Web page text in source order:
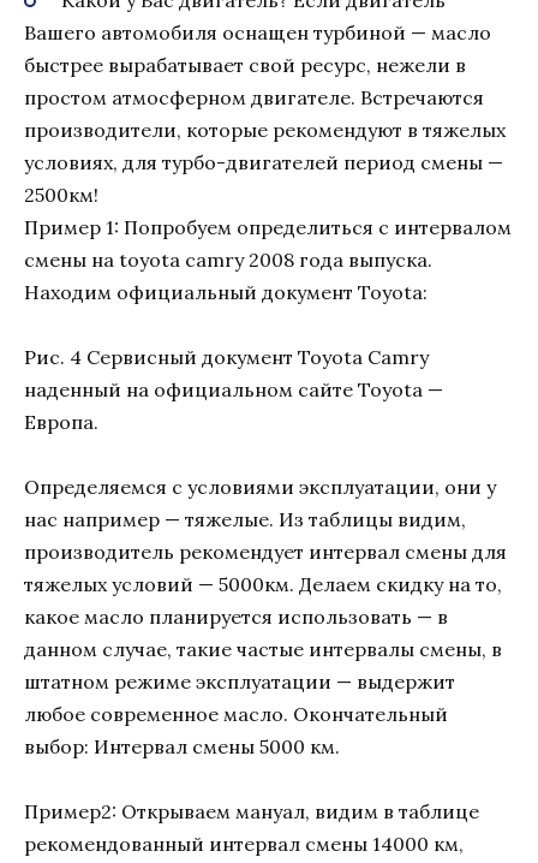
Вашего автомобиля оснащен турбиной — масло
быстрее вырабатывает свой ресурс, нежели в
простом атмосферном двигателе. Встречаются
производители, которые рекомендуют в тяжелых
условиях, для турбо-двигателей период смены —
2500км!
Пример 1: Попробуем определиться с интервалом
смены на toyota camry 2008 года выпуска.
Находим официальный документ Toyota:
Рис. 4 Сервисный документ Toyota Camry
наденный на официальном сайте Toyota —
Европа.
Определяемся с условиями эксплуатации, они у
нас например — тяжелые. Из таблицы видим,
производитель рекомендует интервал смены для
тяжелых условий — 5000км. Делаем скидку на то,
какое масло планируется использовать — в
данном случае, такие частые интервалы смены, в
штатном режиме эксплуатации — выдержит
любое современное масло. Окончательный
выбор: Интервал смены 5000 км.
Пример2: Открываем мануал, видим в таблице
рекомендованный интервал смены 14000 км,